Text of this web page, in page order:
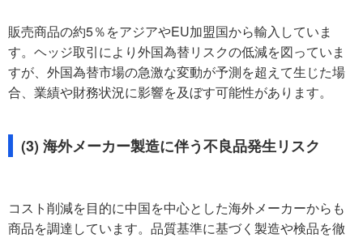
販売商品の約5％をアジアやEU加盟国から輸入していま
す。ヘッジ取引により外国為替リスクの低減を図っていま
すが、外国為替市場の急激な変動が予測を超えて生じた場
合、業績や財務状況に影響を及ぼす可能性があります。
(3) 海外メーカー製造に伴う不良品発生リスク
コスト削減を目的に中国を中心とした海外メーカーからも
商品を調達しています。品質基準に基づく製造や検品を徹